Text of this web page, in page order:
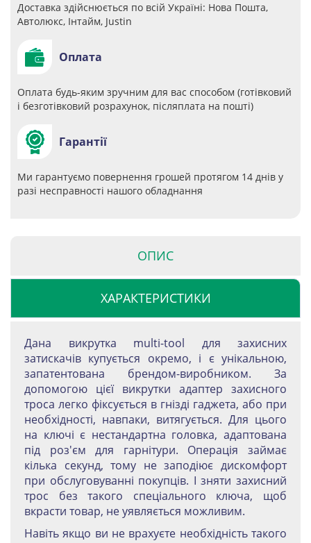
Доставка здійснюється по всій Україні: Нова Пошта,
Автолюкс, Інтайм, Justin
Оплата
Оплата будь-яким зручним для вас способом (готівковий
і безготівковий розрахунок, післяплата на пошті)
Гарантії
Ми гарантуємо повернення грошей протягом 14 днів у
разі несправності нашого обладнання
ОПИС
ХАРАКТЕРИСТИКИ
Дана викрутка multi-tool для захисних
затискачів купується окремо, і є унікальною,
запатентована брендом-виробником. За
допомогою цієї викрутки адаптер захисного
троса легко фіксується в гнізді гаджета, або при
необхідності, навпаки, витягується. Для цього
на ключі є нестандартна головка, адаптована
під роз'єм для гарнітури. Операція займає
кілька секунд, тому не заподіює дискомфорт
при обслуговуванні покупців. І зняти захисний
трос без такого спеціального ключа, щоб
вкрасти товар, не уявляється можливим.
Навіть якщо ви не врахуєте необхідність такого